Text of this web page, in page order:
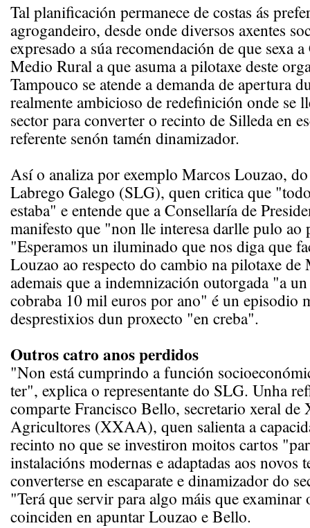
Tal planificación permanece de costas ás
agrogandeiro, desde onde diversos axentes
expresado a súa recomendación de que sexa
Medio Rural a que asuma a pilotaxe deste
Tampouco se atende a demanda de apertura
realmente ambicioso de redefinición onde se
sector para converter o recinto de Silleda en
referente senón tamén dinamizador.
Así o analiza por exemplo Marcos Louzao,
Labrego Galego (SLG), quen critica que
estaba" e entende que a Consellaría de
manifesto que "non lle interesa darlle pulo ao
"Esperamos un iluminado que nos diga que
Louzao ao respecto do cambio na pilotaxe
ademais que a indemnización outorgada "a
cobraba 10 mil euros por ano" é un episodio
desprestixios dun proxecto "en creba".
Outros catro anos perdidos
"Non está cumprindo a función
ter", explica o representante do SLG. Unha
comparte Francisco Bello, secretario xeral de
Agricultores (XXAA), quen salienta a
recinto no que se investiron moitos cartos
instalacións modernas e adaptadas aos novos
converterse en escaparate e dinamizador do
"Terá que servir para algo máis que examinar
coinciden en apuntar Louzao e Bello.